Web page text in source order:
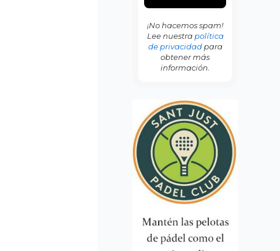
¡No hacemos spam!
Lee nuestra política
de privacidadpara
obtener más
información.